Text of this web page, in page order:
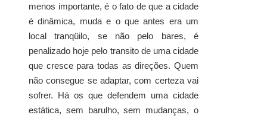
menos importante, é o fato de que a cidade
é dinâmica, muda e o que antes era um
local tranqüilo, se não pelo bares, é
penalizado hoje pelo transito de uma cidade
que cresce para todas as direções. Quem
não consegue se adaptar, com certeza vai
sofrer. Há os que defendem uma cidade
estática, sem barulho, sem mudanças, o